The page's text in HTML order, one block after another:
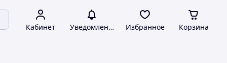
Кабинет Уведомления Избранное Корзина